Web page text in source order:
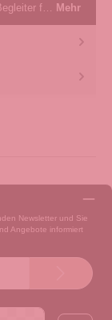
f…
Mehr
Newsletter und Sie
Angebote informiert